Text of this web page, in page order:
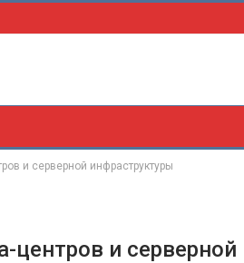
и серверной инфраструктуры
центров и серверной